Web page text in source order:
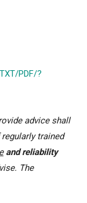
PDF/?
advice shall
trained
and reliability
The